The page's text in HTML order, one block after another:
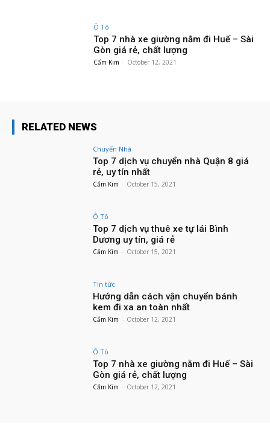
Ô Tô
Top 7 nhà xe giường nằm đi Huế – Sài
Gòn giá rẻ, chất lượng
Cẩm Kim - October 12, 2021
RELATED NEWS
Chuyển Nhà
Top 7 dịch vụ chuyển nhà Quận 8 giá
rẻ, uy tín nhất
Cẩm Kim - October 15, 2021
Ô Tô
Top 7 dịch vụ thuê xe tự lái Bình
Dương uy tín, giá rẻ
Cẩm Kim - October 15, 2021
Tin tức
Hướng dẫn cách vận chuyển bánh
kem đi xa an toàn nhất
Cẩm Kim - October 12, 2021
Ô Tô
Top 7 nhà xe giường nằm đi Huế – Sài
Gòn giá rẻ, chất lượng
Cẩm Kim - October 12, 2021